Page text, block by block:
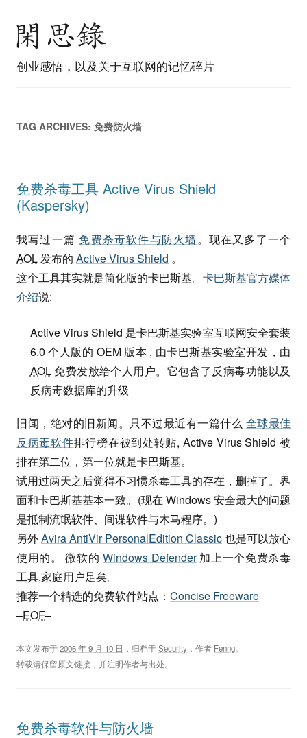
创业感悟，以及关于互联网的记忆碎片
TAG ARCHIVES: 免费防火墙
免费杀毒工具 Active Virus Shield
(Kaspersky)
我写过一篇 免费杀毒软件与防火墙。现在又多了一个
AOL发布的 Active Virus Shield 。
这个工具其实就是简化版的卡巴斯基。 卡巴斯基官方媒体
介绍说:
Active Virus Shield 是卡巴斯基实验室互联网安全套装
6.0 个人版的 OEM 版本 , 由卡巴斯基实验室开发，由
AOL免费发放给个人用户。它包含了反病毒功能以及
反病毒数据库的升级
旧闻，绝对的旧新闻。只不过最近有一篇什么 全球最佳
反病毒软件排行榜在被到处转贴, Active Virus Shield 被
排在第二位，第一位就是卡巴斯基。
试用过两天之后觉得不习惯杀毒工具的存在，删掉了。界
面和卡巴斯基基本一致。(现在 Windows 安全最大的问题
是抵制流氓软件、间谍软件与木马程序。)
另外Avira AntiVir PersonalEdition Classic也是可以放心
使用的。 微软的 Windows Defender加上一个免费杀毒
工具,家庭用户足矣。
推荐一个精选的免费软件站点： Concise Freeware
–EOF–
本文发布于2006 年 9 月 10 日 ，归档于Security ，作者 Fenng。
转载请保留原文链接，并注明作者与出处。
免费杀毒软件与防火墙